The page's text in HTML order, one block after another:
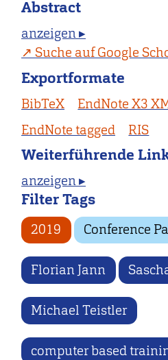
Abstract
anzeigen ▸
Suche auf Google
Exportformate
BibTeX EndNote X3
EndNote tagged
RIS
Weiterführende
anzeigen ▸
Filter Tags
2019 Conference
Florian Jann
Michael Teistler
computer based